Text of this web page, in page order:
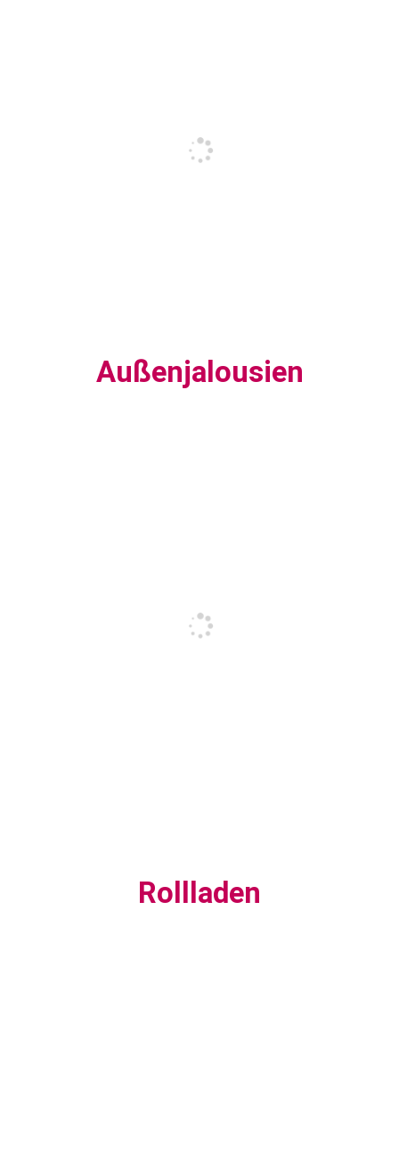
Außenjalousien
Rollladen